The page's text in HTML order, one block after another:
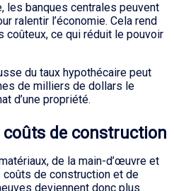
les banques centrales peuvent
ralentir l’économie. Cela rend
ce qui réduit le pouvoir
du taux hypothécaire peut
de milliers de dollars le
d’une propriété.
coûts de construction
de la main-d’œuvre et
de construction et de
deviennent donc plus